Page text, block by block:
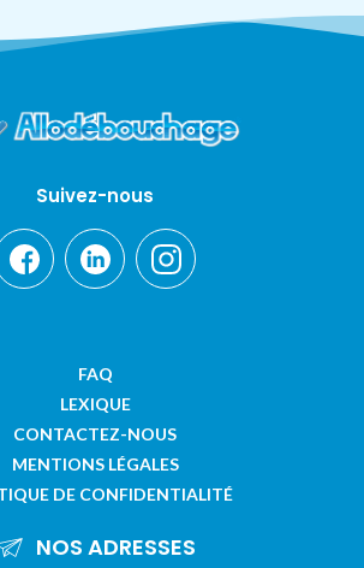
Suivez-nous
FAQ
LEXIQUE
CONTACTEZ-NOUS
MENTIONS LÉGALES
DE CONFIDENTIALITÉ
NOS ADRESSES